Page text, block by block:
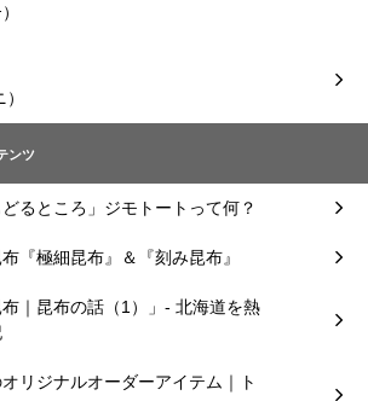
ンツ
るところ」ジモトートって何？
『極細昆布』＆『刻み昆布』
｜昆布の話（1）」- 北海道を熱
リジナルオーダーアイテム｜ト